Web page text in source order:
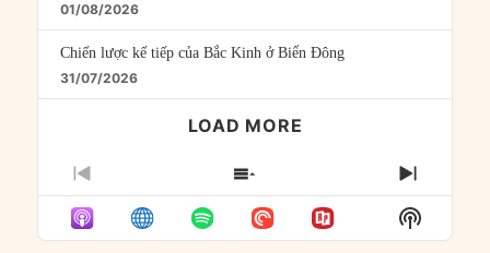
01/08/2026
Chiến lược kế tiếp của Bắc Kinh ở Biển Đông
31/07/2026
LOAD MORE
PREVIOUS
EPISODE
SHOW
EPISODES
LIST
NEXT
Show
Podcast